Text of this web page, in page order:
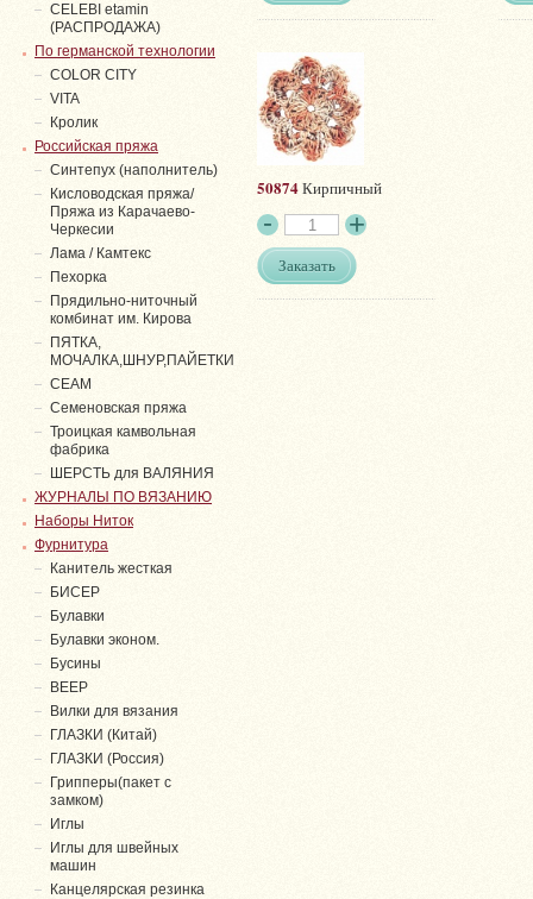
50874Кирпичный
Заказать
СELEBI etamin
(РАСПРОДАЖА)
По германской технологии
COLOR CITY
VITA
Кролик
Российская пряжа
Синтепух (наполнитель)
Кисловодская пряжа/
Пряжа из Карачаево-
Черкесии
Лама / Камтекс
Пехорка
Прядильно-ниточный
комбинат им. Кирова
ПЯТКА,
МОЧАЛКА,ШНУР,ПАЙЕТКИ
СЕАМ
Семеновская пряжа
Троицкая камвольная
фабрика
ШЕРСТЬ для ВАЛЯНИЯ
ЖУРНАЛЫ ПО ВЯЗАНИЮ
Наборы Ниток
Фурнитура
Канитель жесткая
БИСЕР
Булавки
Булавки эконом.
Бусины
ВЕЕР
Вилки для вязания
ГЛАЗКИ (Китай)
ГЛАЗКИ (Россия)
Грипперы(пакет с
замком)
Иглы
Иглы для швейных
машин
Канцелярская резинка